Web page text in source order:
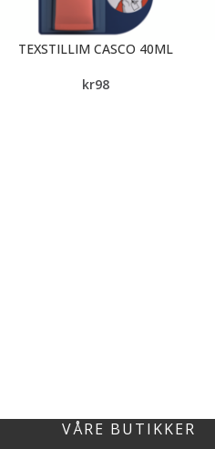
TEXSTILLIM CASCO 40ML
kr98
VÅRE BUTIKKER